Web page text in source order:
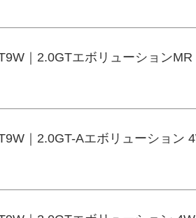
｜2.0GTエボリューションMR
｜2.0GT-Aエボリューション